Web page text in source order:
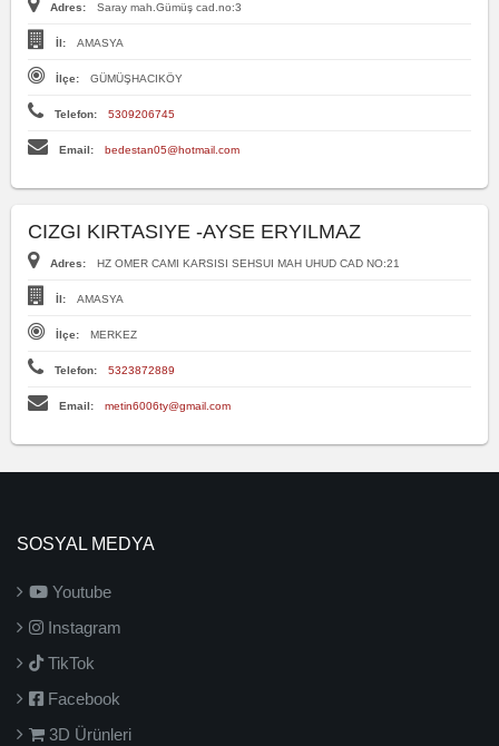
Adres: Saray mah.Gümüş cad.no:3
İl: AMASYA
İlçe: GÜMÜŞHACIKÖY
Telefon: 5309206745
Email: bedestan05@hotmail.com
CIZGI KIRTASIYE -AYSE ERYILMAZ
Adres: HZ OMER CAMI KARSISI SEHSUI MAH UHUD CAD NO:21
İl: AMASYA
İlçe: MERKEZ
Telefon: 5323872889
Email: metin6006ty@gmail.com
SOSYAL MEDYA
Youtube
Instagram
TikTok
Facebook
3D Ürünleri